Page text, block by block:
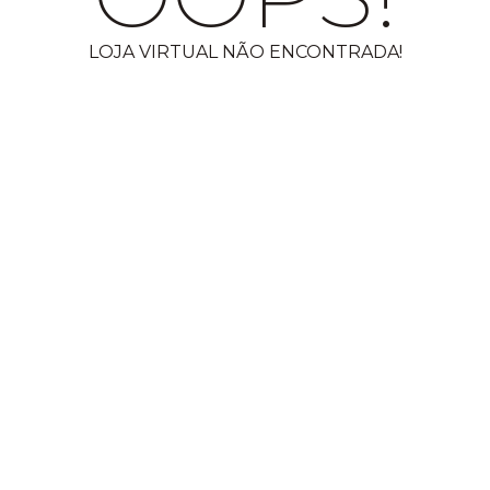
LOJA VIRTUAL NÃO ENCONTRADA!